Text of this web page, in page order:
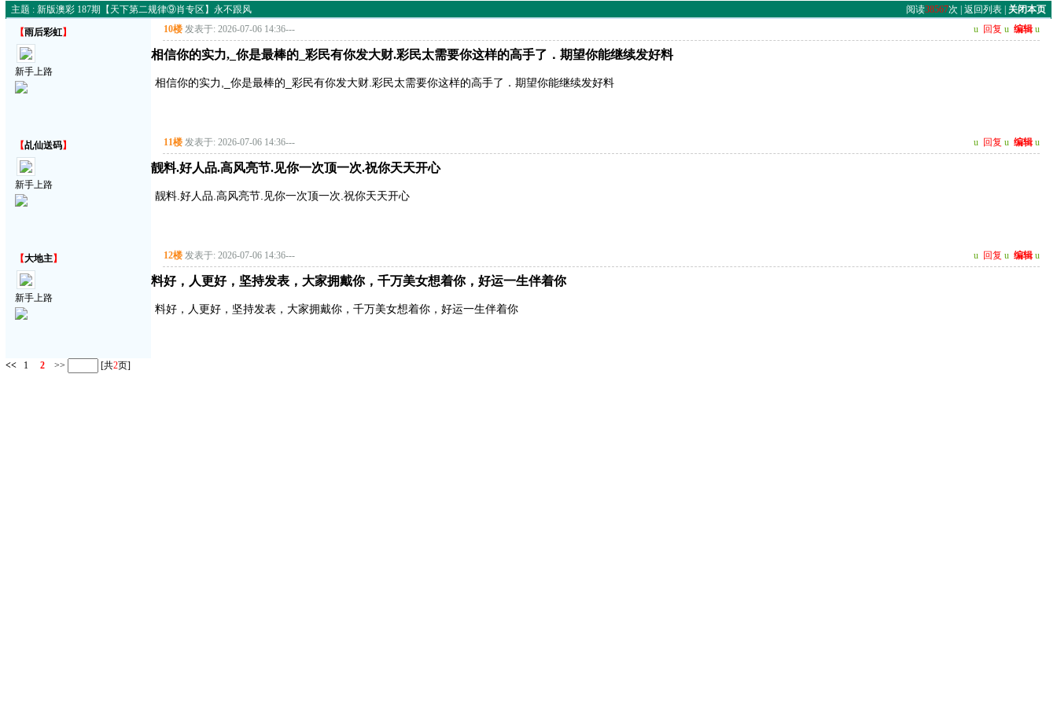
主题 : 新版澳彩 187期【天下第二规律⑨肖专区】永不跟风 阅读38567次 | 返回列表| 关闭本页
【雨后彩虹】
新手上路
10楼 发表于: 2026-07-06 14:36--- u 回复 u 编辑 u
相信你的实力,_你是最棒的_彩民有你发大财.彩民太需要你这样的高手了．期望你能继续发好料
相信你的实力,_你是最棒的_彩民有你发大财.彩民太需要你这样的高手了．期望你能继续发好料
【乩仙送码】
新手上路
11楼 发表于: 2026-07-06 14:36--- u 回复 u 编辑 u
靓料.好人品.高风亮节.见你一次顶一次.祝你天天开心
靓料.好人品.高风亮节.见你一次顶一次.祝你天天开心
【大地主】
新手上路
12楼 发表于: 2026-07-06 14:36--- u 回复 u 编辑 u
料好，人更好，坚持发表，大家拥戴你，千万美女想着你，好运一生伴着你
料好，人更好，坚持发表，大家拥戴你，千万美女想着你，好运一生伴着你
<< 1 2 >> [共2页]